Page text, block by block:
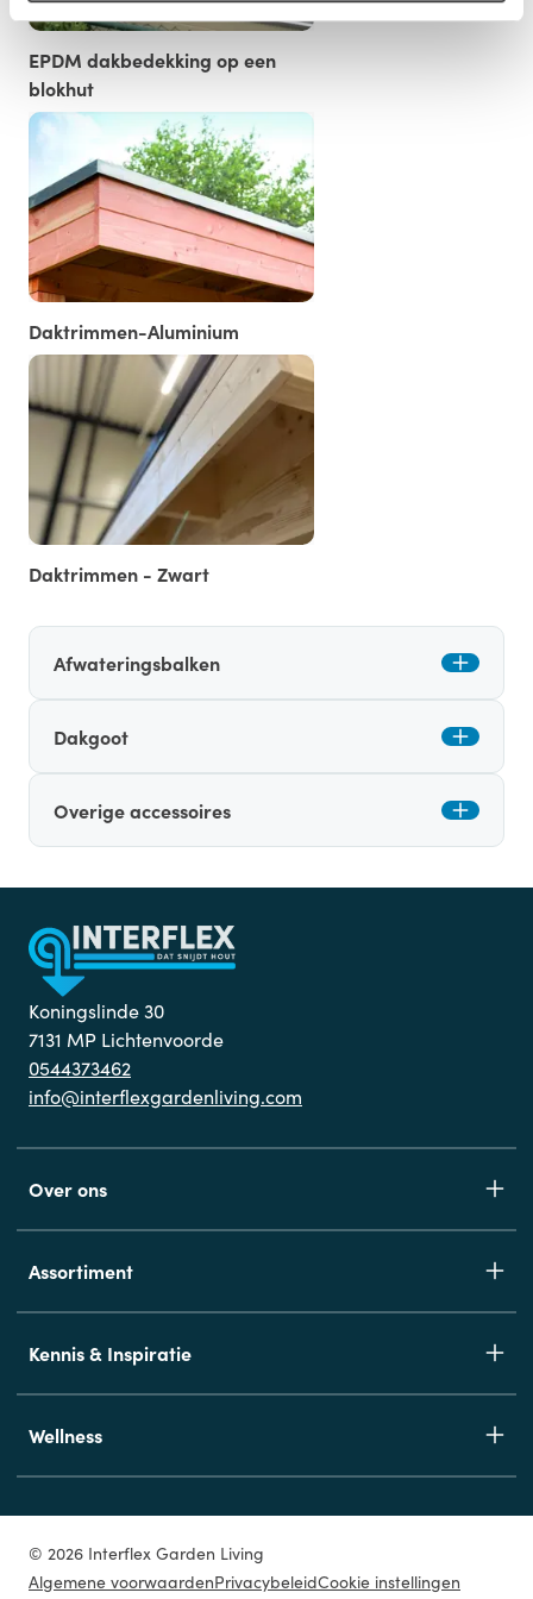
EPDM dakbedekking op een
blokhut
Daktrimmen-Aluminium
Daktrimmen - Zwart
Afwateringsbalken
Dakgoot
Overige accessoires
Koningslinde 30
7131 MP Lichtenvoorde
0544373462
info@interflexgardenliving.com
Over ons
Assortiment
Kennis & Inspiratie
Wellness
© 2026 Interflex Garden Living
Algemene voorwaardenPrivacybeleidCookie instellingen